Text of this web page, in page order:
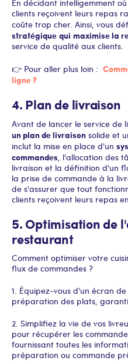
En décidant intelligemment
clients reçoivent leurs repas
coûte trop cher. Ainsi, vous
stratégique qui maximise la
service de qualité aux clients.
👉 Pour aller plus loin :
ligne ?
4. Plan de livraison
Avant de lancer le service de
un plan de livraison solide et
inclut la mise en place d'un
commandes , l'allocation des
livraison et la définition d'un
la prise de commande à la
de s'assurer que tout
clients reçoivent leurs repas
5. Optimisation de
restaurant
Comment optimiser votre
flux de commandes ?
1. Équipez-vous d'un écran
préparation des plats,
2. Simplifiez la vie de vos
pour récupérer les
fournissant toutes les
préparation ou commande